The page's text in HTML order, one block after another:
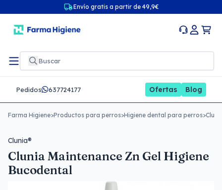
Envío gratis a partir de 49,9€
Pedidos 637724177 Ofertas Blog
Farma Higiene>Productos para perros>Higiene dental para perros>
Clunia®
Clunia Maintenance Zn Gel Higiene
Bucodental